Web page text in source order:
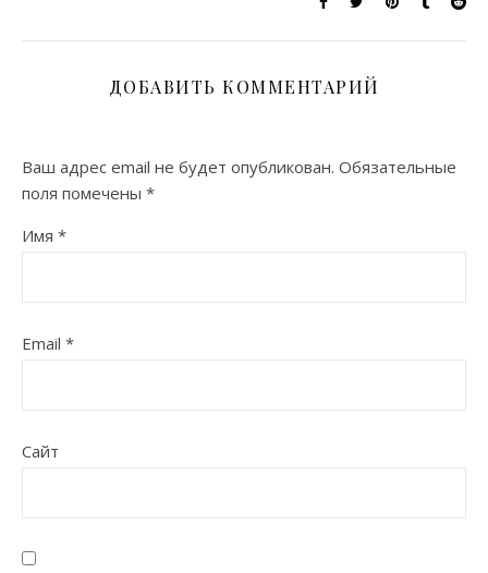
ДОБАВИТЬ КОММЕНТАРИЙ
Ваш адрес email не будет опубликован. Обязательные
поля помечены *
Имя *
Email *
Сайт